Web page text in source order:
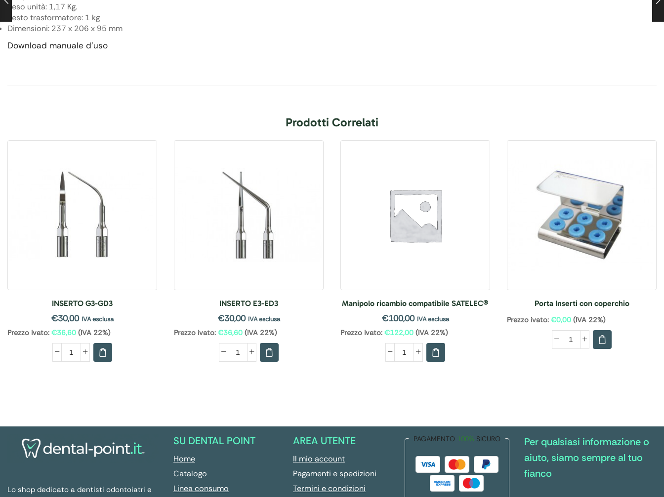
Peso unità: 1,17 Kg.
Pesto trasformatore: 1 kg
Dimensioni: 237 x 206 x 95 mm
Download manuale d’uso
Prodotti Correlati
INSERTO G3-GD3
€30,00 IVA esclusa
Prezzo ivato: €36,60 (IVA 22%)
INSERTO E3-ED3
€30,00 IVA esclusa
Prezzo ivato: €36,60 (IVA 22%)
Manipolo ricambio compatibile SATELEC®
€100,00 IVA esclusa
Prezzo ivato: €122,00 (IVA 22%)
Porta Inserti con coperchio
Prezzo ivato: €0,00 (IVA 22%)
Lo shop dedicato a dentisti odontoiatri e
SU DENTAL POINT
Home
Catalogo
Linea consumo
AREA UTENTE
Il mio account
Pagamenti e spedizioni
Termini e condizioni
PAGAMENTO 100% SICURO
Per qualsiasi informazione o
aiuto, siamo sempre al tuo
fianco